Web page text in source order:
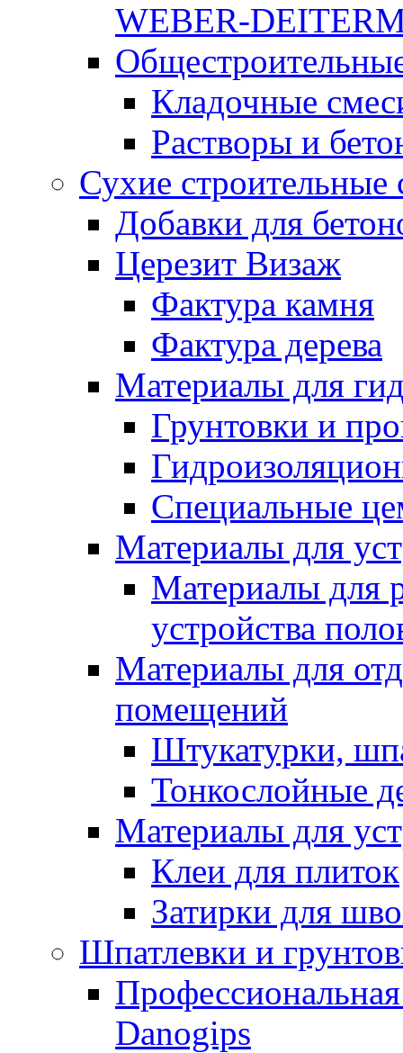
WEBER-
Кладочные
Растворы и
Сухие строительные
Добавки для
Церезит Визаж
Фактура камня
Фактура дерева
Материалы для
Грунтовки и
Специальные
Материалы для
Материалы для
устройства
Материалы для
помещений
Штукатурки,
Тонкослойные
Материалы для
Клеи для плиток
Затирки для
Шпатлевки и
Danogips